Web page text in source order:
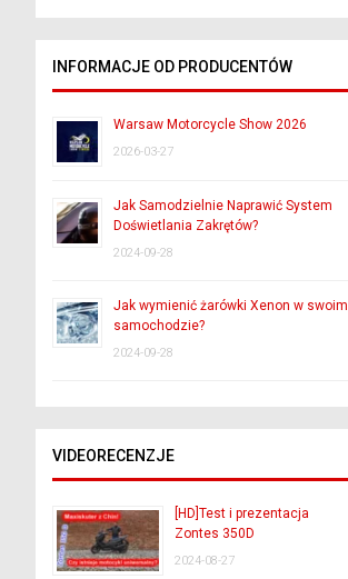
INFORMACJE OD PRODUCENTÓW
Warsaw Motorcycle Show 2026
2026-03-27
Jak Samodzielnie Naprawić System
Doświetlania Zakrętów?
2024-09-28
Jak wymienić żarówki Xenon w swoim
samochodzie?
2024-09-28
VIDEORECENZJE
[HD]Test i prezentacja
Zontes 350D
2024-08-27